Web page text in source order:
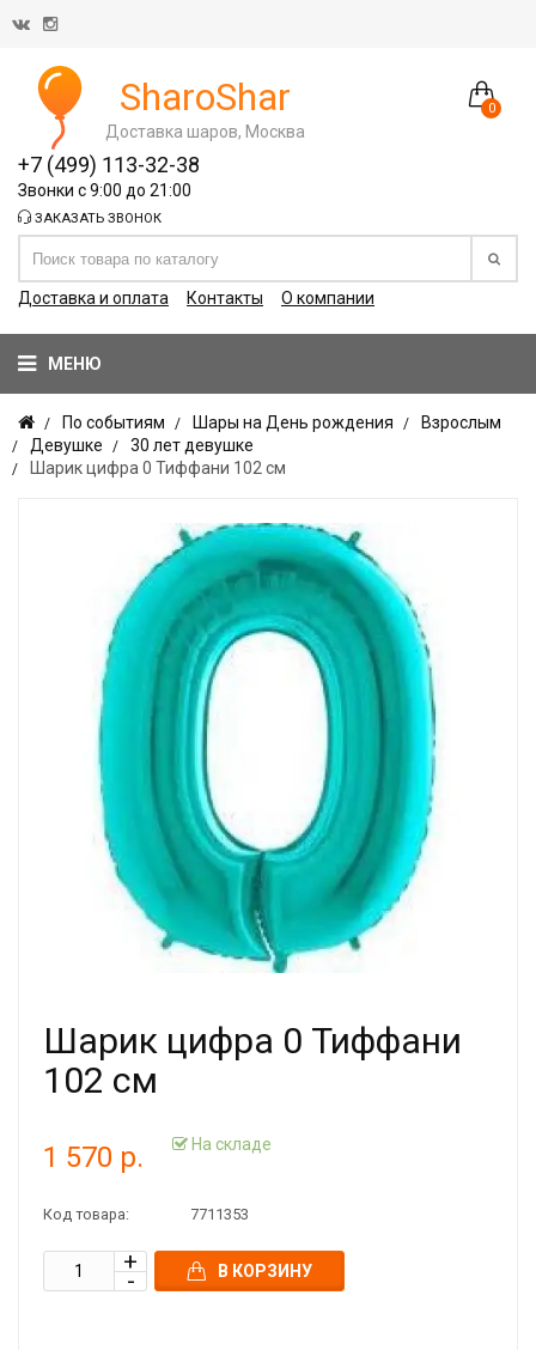
0
SharoShar
Доставка шаров, Москва
+7 (499) 113-32-38
Звонки с 9:00 до 21:00
ЗАКАЗАТЬ ЗВОНОК
Доставка и оплата Контакты О компании
МЕНЮ
По событиям Шары на День рождения
Взрослым
Девушке
30 лет девушке
Шарик цифра 0 Тиффани 102 см
Шарик цифра 0 Тиффани
102 см
1 570 р. На складе
Код товара: 7711353
В КОРЗИНУ